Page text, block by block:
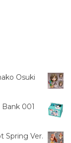
Osuki
001
Spring Ver.